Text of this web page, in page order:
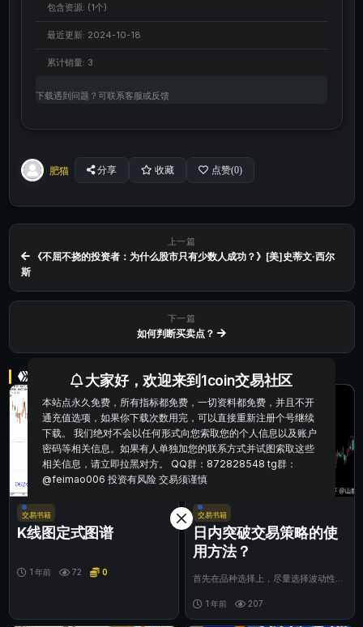
包含资源: (1个)
最近更新: 2024-10-18
累计销量: 3
下载遇到问题？可联系客服或反馈
肥猫 分享 收藏 点赞(0)
上一篇
《不屈不挠的投资者：为什么股市只有少数人成功？》[美]史蒂文·西尔
斯
下一篇
如何判断买卖点？
相关文章
交易书籍
K线图定式图谱
1 年前 72 0
交易书籍
日内突破交易策略的使
用方法？
首先在品种选择上，尽量选择波动性好
动快，对日内...
1 年前 207
大家好，欢迎来到1coin交易社区
本站点永久免费，所有指标都免费，一切资料都免费，并且不开
通充值选项，如果你下载次数用完，可以直接重新注册个号继续
下载。 我们绝对不会以任何形式向您索取您的个人信息以及账户
密码等相关信息。如果有人单独加您的联系方式并试图索取这些
相关信息，请立即拉黑对方。 QQ群：872828548 tg群：
@feimao006 投资有风险 交易须谨慎